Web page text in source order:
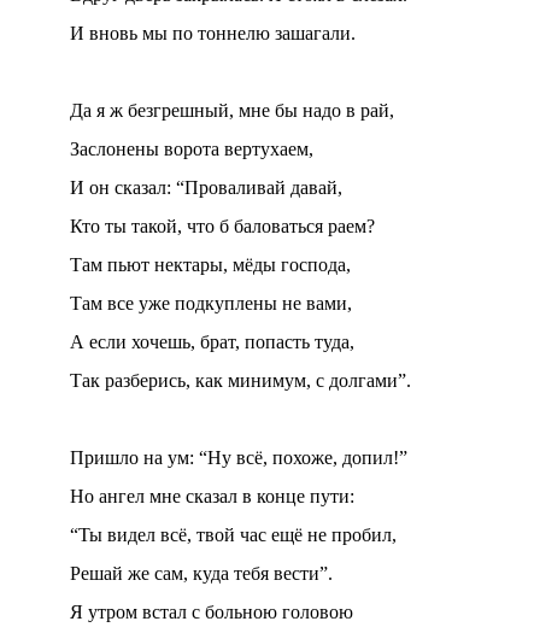
И вновь мы по тоннелю зашагали.
Да я ж безгрешный, мне бы надо в рай,
Заслонены ворота вертухаем,
И он сказал: “Проваливай давай,
Кто ты такой, что б баловаться раем?
Там пьют нектары, мёды господа,
Там все уже подкуплены не вами,
А если хочешь, брат, попасть туда,
Так разберись, как минимум, с долгами”.
Пришло на ум: “Ну всё, похоже, допил!”
Но ангел мне сказал в конце пути:
“Ты видел всё, твой час ещё не пробил,
Решай же сам, куда тебя вести”.
Я утром встал с больною головою